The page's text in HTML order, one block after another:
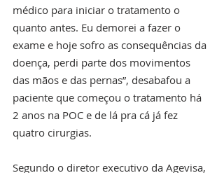
médico para iniciar o tratamento o
quanto antes. Eu demorei a fazer o
exame e hoje sofro as consequências da
doença, perdi parte dos movimentos
das mãos e das pernas”, desabafou a
paciente que começou o tratamento há
2 anos na POC e de lá pra cá já fez
quatro cirurgias.
Segundo o diretor executivo da Agevisa,